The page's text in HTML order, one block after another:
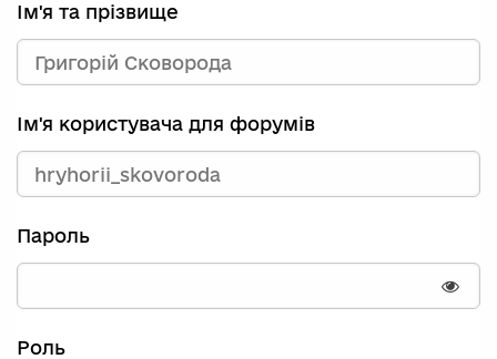
Ім'я та прізвище
Ім'я користувача для форумів
Пароль
Роль